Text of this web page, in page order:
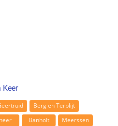
Keer
Berg en Terblijt
Banholt Meerssen